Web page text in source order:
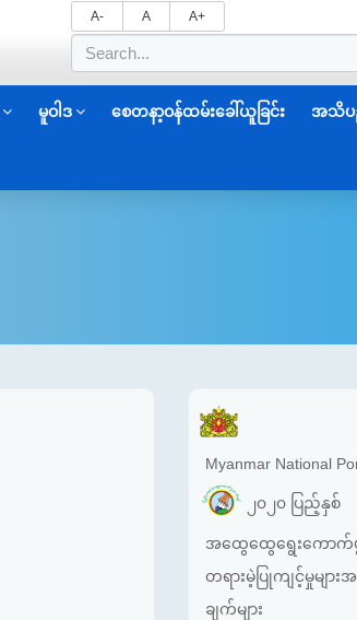
A- A A+
မူဝါဒ စေတနာ့ဝန်ထမ်းခေါ်ယူခြင်း အသိပ
Myanmar National
၂၀၂၀ ပြည့်နှစ်
အထွေထွေရွေးကောက်
တရားမဲ့ပြုကျင့်မှုများ
ချက်များ